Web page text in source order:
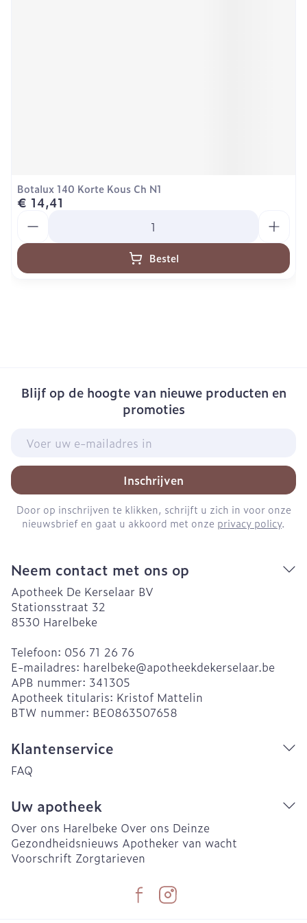
Botalux 140 Korte Kous Ch N1
€ 14,41
Bestel
Blijf op de hoogte van nieuwe producten en
promoties
Inschrijven
Door op inschrijven te klikken, schrijft u zich in voor onze
nieuwsbrief en gaat u akkoord met onze privacy policy.
Neem contact met ons op
Apotheek De Kerselaar BV
Stationsstraat 32
8530 Harelbeke
Telefoon: 056 71 26 76
E-mailadres: harelbeke@apotheekdekerselaar.be
APB nummer: 341305
Apotheek titularis: Kristof Mattelin
BTW nummer: BE0863507658
Klantenservice
FAQ
Uw apotheek
Over ons Harelbeke Over ons Deinze
Gezondheidsnieuws Apotheker van wacht
Voorschrift Zorgtarieven